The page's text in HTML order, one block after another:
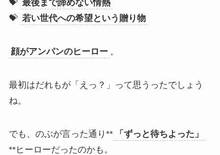
💝 最後まで諦めない情熱
💝 若い世代への希望という贈り物
顔がアンパンのヒーロー 。
最初はだれもが「えっ？」って思うったでしょう
ね。
でも、のぶが言った通り**
「ずっと待ちよった」
**ヒーローだったのかも。